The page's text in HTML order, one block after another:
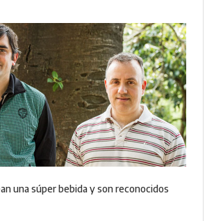
una súper bebida y son reconocidos